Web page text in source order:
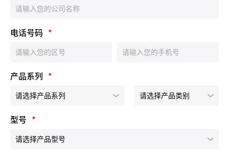
电话号码 *
产品系列 *
型号 *